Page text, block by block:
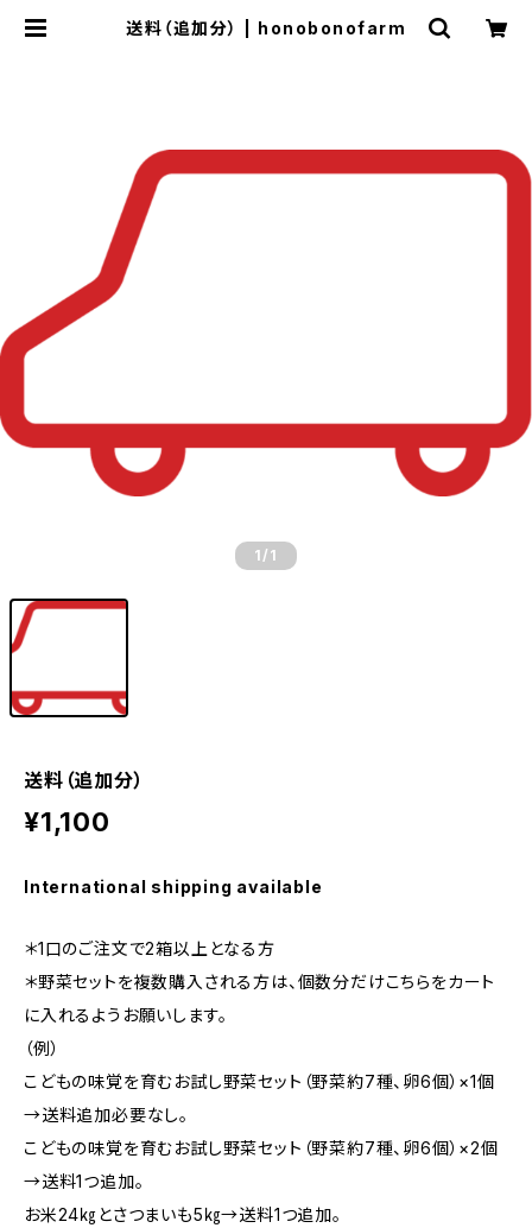
送料（追加分） | honobonofarm
1 /1
送料（追加分）
¥1,100
International shipping available
＊1口のご注文で2箱以上となる方
＊野菜セットを複数購入される方は、個数分だけこちらをカート
に入れるようお願いします。
（例）
こどもの味覚を育むお試し野菜セット（野菜約7種、卵6個）×1個
→送料追加必要なし。
こどもの味覚を育むお試し野菜セット（野菜約7種、卵6個）×2個
→送料1つ追加。
お米24㎏とさつまいも5㎏→送料1つ追加。